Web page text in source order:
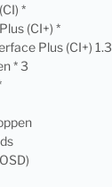
*
(CI+) *
Plus (CI+) 1.3
* 3